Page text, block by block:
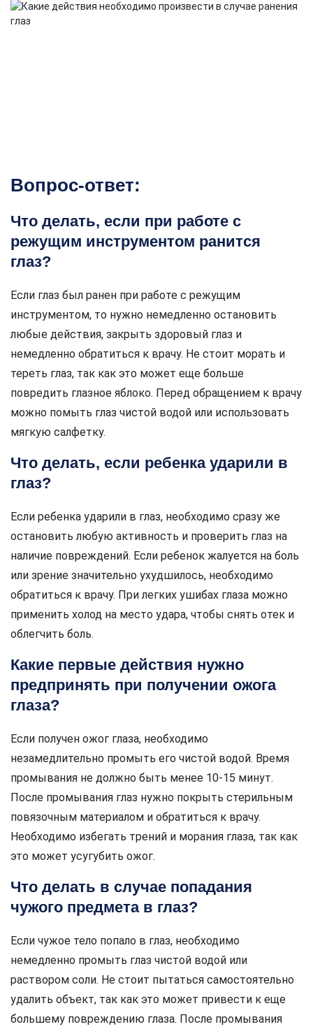
Вопрос-ответ:
Что делать, если при работе с
режущим инструментом ранится
глаз?
Если глаз был ранен при работе с режущим
инструментом, то нужно немедленно остановить
любые действия, закрыть здоровый глаз и
немедленно обратиться к врачу. Не стоит морать и
тереть глаз, так как это может еще больше
повредить глазное яблоко. Перед обращением к врачу
можно помыть глаз чистой водой или использовать
мягкую салфетку.
Что делать, если ребенка ударили в
глаз?
Если ребенка ударили в глаз, необходимо сразу же
остановить любую активность и проверить глаз на
наличие повреждений. Если ребенок жалуется на боль
или зрение значительно ухудшилось, необходимо
обратиться к врачу. При легких ушибах глаза можно
применить холод на место удара, чтобы снять отек и
облегчить боль.
Какие первые действия нужно
предпринять при получении ожога
глаза?
Если получен ожог глаза, необходимо
незамедлительно промыть его чистой водой. Время
промывания не должно быть менее 10-15 минут.
После промывания глаз нужно покрыть стерильным
повязочным материалом и обратиться к врачу.
Необходимо избегать трений и морания глаза, так как
это может усугубить ожог.
Что делать в случае попадания
чужого предмета в глаз?
Если чужое тело попало в глаз, необходимо
немедленно промыть глаз чистой водой или
раствором соли. Не стоит пытаться самостоятельно
удалить объект, так как это может привести к еще
большему повреждению глаза. После промывания